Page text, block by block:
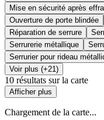
Mise en sécurité après
Ouverture de porte blindée
Réparation de serrure
Serrurerie métallique
Serrurier pour rideau
Voir plus (+21)
10 résultats sur la carte
Afficher plus
Chargement de la carte...